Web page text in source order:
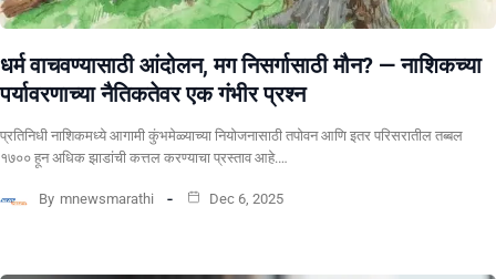
धर्म वाचवण्यासाठी आंदोलन, मग निसर्गासाठी मौन? ​— नाशिकच्या
पर्यावरणाच्या नैतिकतेवर एक गंभीर प्रश्न
प्रतिनिधी ​नाशिकमध्ये आगामी कुंभमेळ्याच्या नियोजनासाठी तपोवन आणि इतर परिसरातील तब्बल
१७०० हून अधिक झाडांची कत्तल करण्याचा प्रस्ताव आहे.…
By mnewsmarathi Dec 6, 2025